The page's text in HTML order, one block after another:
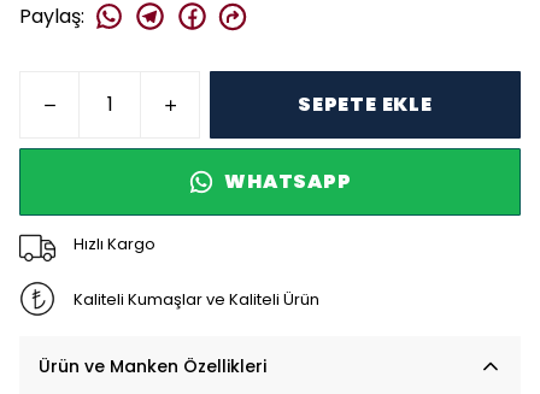
Paylaş:
SEPETE EKLE
WHATSAPP
Hızlı Kargo
Kaliteli Kumaşlar ve Kaliteli Ürün
Ürün ve Manken Özellikleri